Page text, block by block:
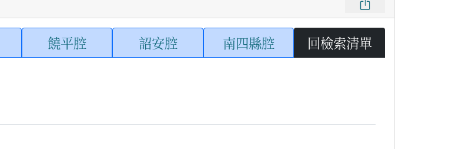
饒平腔 詔安腔 南四縣腔 回檢索清單